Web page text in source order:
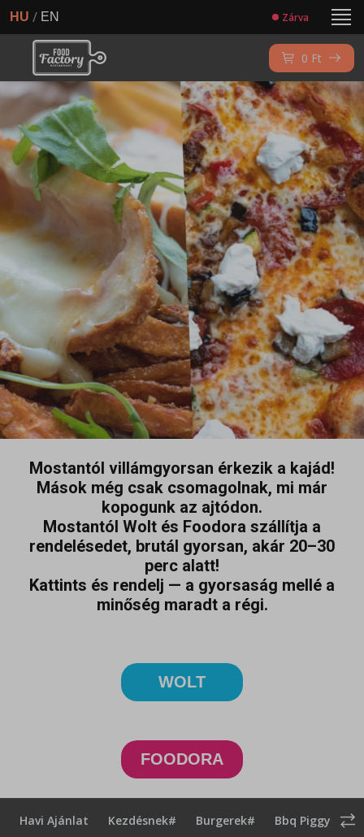
HU / EN Zárva
0 Ft
Mostantól villámgyorsan érkezik a kajád!
Mások még csak csomagolnak, mi már
kopogunk az ajtódon.
Mostantól Wolt és Foodora szállítja a
rendelésedet, brutál gyorsan, akár 20–30
perc alatt!
Kattints és rendelj — a gyorsaság mellé a
minőség maradt a régi.
WOLT
FOODORA
Havi Ajánlat Kezdésnek# Burgerek# Bbq Piggy#